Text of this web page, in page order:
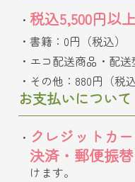
税込5,500円以
書籍：0円（税込）
エコ配送商品・配送
その他：880円（税込
お支払いについて
クレジットカ
決済・郵便振
けます。